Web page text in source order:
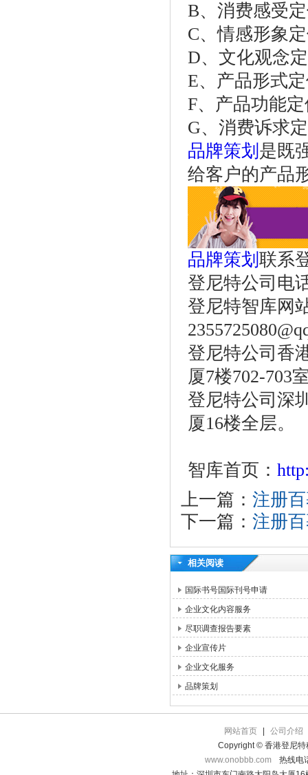
B、消费感受
C、情感形象
D、文化观念
E、产品形式
F、产品功能
G、消费诉求
品牌策划 是既
给客户的产品
品牌策划 联系
登尼特公司电
登尼特智库网
登尼特公司香
厦7楼702-703
登尼特公司深
厦16楼全层。
智库首页：
上一篇： 注册
下一篇： 注册
相关阅读
国际书号国际刊号申请
企业文化内容服务
尽职调查报告要素
企业宣传片
企业文化服务
品牌策划
网站首页
公司介绍
Copyright © 香港登尼特
www.onobbb.com
热线电